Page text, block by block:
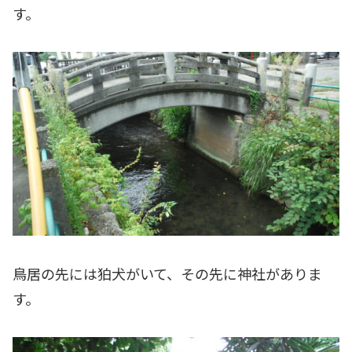
す。
鳥居の先には狛犬がいて、その先に神社がありま
す。